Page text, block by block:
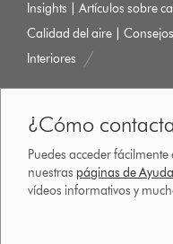
Insights | Artículos sobre
Calidad del aire |
Interiores
¿Cómo
Puedes acceder
nuestras páginas de Ayuda
vídeos informativos y